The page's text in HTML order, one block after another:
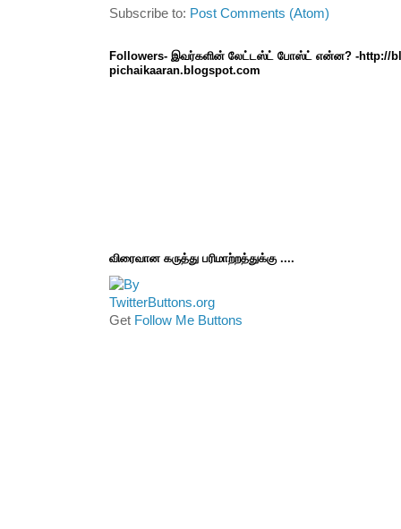
Subscribe to: Post Comments (Atom)
Followers- இவர்களின் லேட்டஸ்ட் போஸ்ட் என்ன? -http://
pichaikaaran.blogspot.com
விரைவான கருத்து பரிமாற்றத்துக்கு ....
Get Follow Me Buttons